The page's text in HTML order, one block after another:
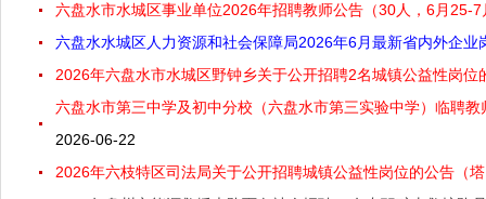
六盘水市水城区事业单位2026年招聘教师公告（30人，6月25-7
六盘水水城区人力资源和社会保障局2026年6月最新省内外企业
2026年六盘水市水城区野钟乡关于公开招聘2名城镇公益性岗位
六盘水市第三中学及初中分校（六盘水市第三实验中学）临聘
2026-06-22
2026年六枝特区司法局关于公开招聘城镇公益性岗位的公告（